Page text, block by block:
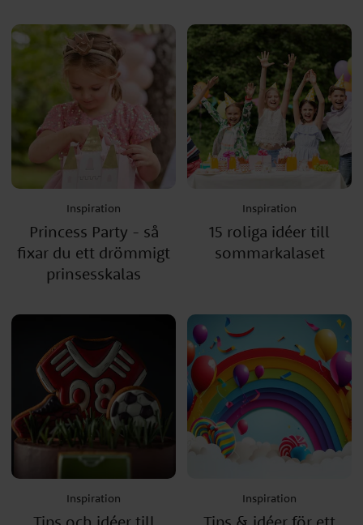
Inspiration
Princess Party - så
fixar du ett drömmigt
prinsesskalas
Inspiration
15 roliga idéer till
sommarkalaset
Inspiration Inspiration